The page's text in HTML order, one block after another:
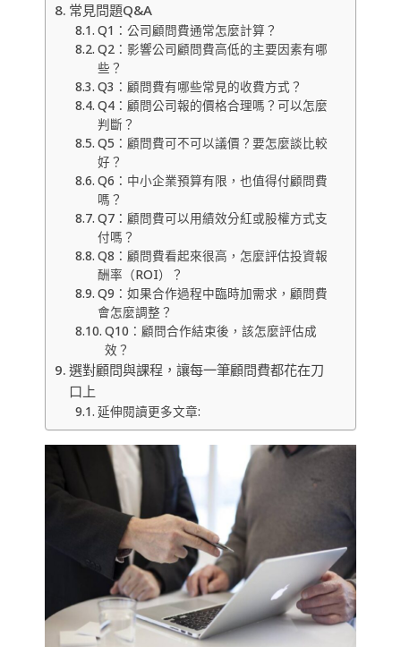
常見問題Q&A
Q1：公司顧問費通常怎麼計算？
Q2：影響公司顧問費高低的主要因素有哪
些？
Q3：顧問費有哪些常見的收費方式？
Q4：顧問公司報的價格合理嗎？可以怎麼
判斷？
Q5：顧問費可不可以議價？要怎麼談比較
好？
Q6：中小企業預算有限，也值得付顧問費
嗎？
Q7：顧問費可以用績效分紅或股權方式支
付嗎？
Q8：顧問費看起來很高，怎麼評估投資報
酬率（ROI）？
Q9：如果合作過程中臨時加需求，顧問費
會怎麼調整？
Q10：顧問合作結束後，該怎麼評估成
效？
選對顧問與課程，讓每一筆顧問費都花在刀
口上
延伸閱讀更多文章: